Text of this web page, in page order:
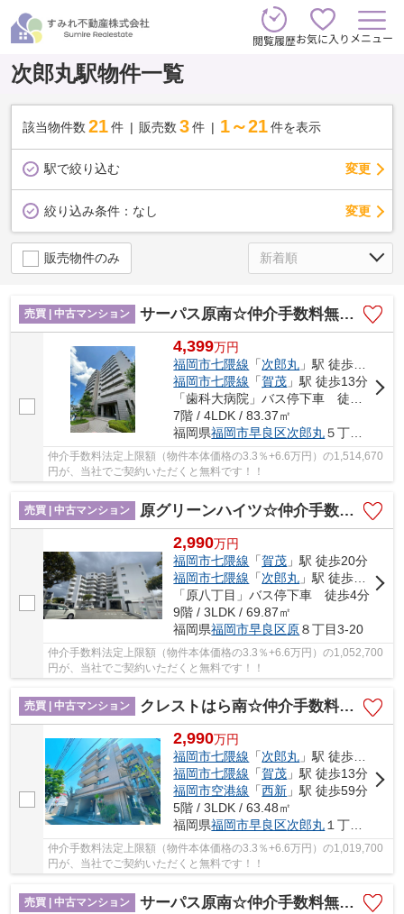
閲覧履歴お気に入り メニュー
次郎丸駅物件一覧
該当物件数 21件 販売数 3 件 1～21 件を表示
駅で絞り込む 変更
絞り込み条件： なし 変更
販売物件のみ
売買 | 中古マンション サーパス原南☆仲介手数料無料☆
4,399万円
福岡市七隈線 「次郎丸 」駅 徒歩8分
福岡市七隈線 「賀茂 」駅 徒歩13分
7階 / 4LDK / 83.37㎡
福岡県福岡市早良区次郎丸５丁目11-56
仲介手数料法定上限額（物件本体価格の3.3％+6.6万円）の1,514,670
円が、当社でご契約いただくと無料です！！
売買 | 中古マンション 原グリーンハイツ☆仲介手数料無料☆
2,990万円
福岡市七隈線 「賀茂 」駅 徒歩20分
福岡市七隈線 「次郎丸 」駅 徒歩20分
「原八丁目」バス停下車 徒歩4分
9階 / 3LDK / 69.87㎡
福岡県福岡市早良区原８丁目3-20
仲介手数料法定上限額（物件本体価格の3.3％+6.6万円）の1,052,700
円が、当社でご契約いただくと無料です！！
売買 | 中古マンション クレストはら南☆仲介手数料無料☆
2,990万円
福岡市七隈線 「次郎丸 」駅 徒歩6分
福岡市七隈線 「賀茂 」駅 徒歩13分
福岡市空港線 「西新 」駅 徒歩59分
5階 / 3LDK / 63.48㎡
福岡県福岡市早良区次郎丸１丁目1-8
仲介手数料法定上限額（物件本体価格の3.3％+6.6万円）の1,019,700
円が、当社でご契約いただくと無料です！！
売買 | 中古マンション サーパス原南☆仲介手数料無料☆